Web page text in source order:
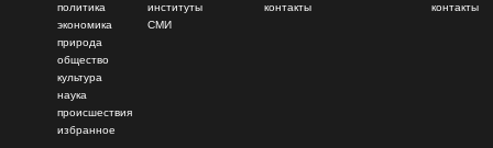
политика
экономика
природа
общество
культура
наука
происшествия
избранное
институты
СМИ
контакты
контакты